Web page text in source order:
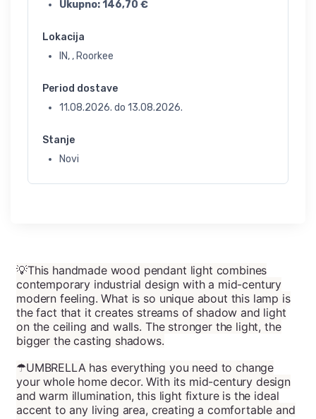
Ukupno:146,70 €
Lokacija
IN, , Roorkee
Period dostave
11.08.2026. do 13.08.2026.
Stanje
Novi